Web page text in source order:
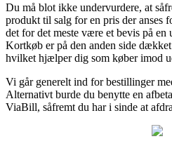
Du må blot ikke undervurdere, at
produkt til salg for en pris der anses
det for det meste være et bevis på en
Kortkøb er på den anden side
hvilket hjælper dig som køber imod
Vi går generelt ind for bestillinger
Alternativt burde du benytte en
ViaBill, såfremt du har i sinde at